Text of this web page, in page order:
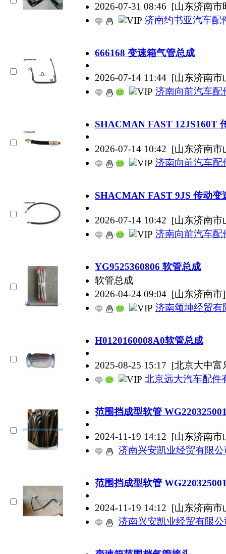
2026-07-31 08:46 [山东济南市
济南约书亚汽车配
666168 变速箱气管总成
2026-07-14 11:44 [山东济南市
济南向前汽车配
SHACMAN FAST 12JS160T
2026-07-14 10:42 [山东济南市
济南向前汽车配
SHACMAN FAST 9JS 传动变
2026-07-14 10:42 [山东济南市
济南向前汽车配
YG9525360806 软管总成
软管总成
2026-04-24 09:04 [山东济南市]
济南颂坤经贸有
H0120160008A0软管总成
2025-08-25 15:17 [北京大中富
北京远大汽车配件
范围挡成型软管
2024-11-19 14:12 [山东济南市
济南兴安凯业经贸有限公
范围挡成型软管
2024-11-19 14:12 [山东济南市
济南兴安凯业经贸有限公